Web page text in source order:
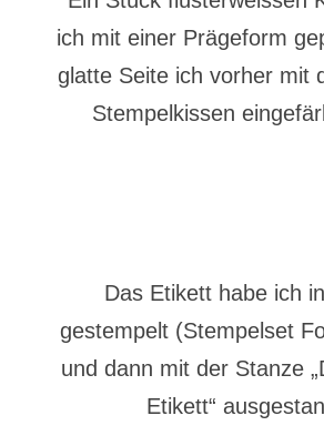
ich mit einer Prägeform
glatte Seite ich vorher mit
Stempelkissen
Das Etikett habe ich
gestempelt (Stempelset
und dann mit der Stanze
Etikett“